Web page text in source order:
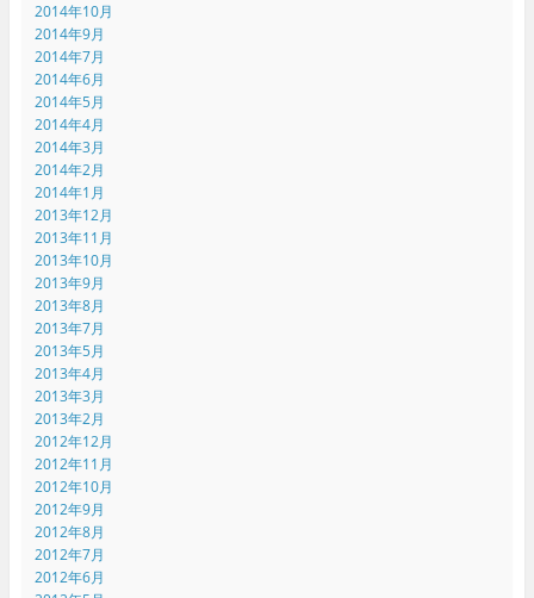
2014年10月
2014年9月
2014年7月
2014年6月
2014年5月
2014年4月
2014年3月
2014年2月
2014年1月
2013年12月
2013年11月
2013年10月
2013年9月
2013年8月
2013年7月
2013年5月
2013年4月
2013年3月
2013年2月
2012年12月
2012年11月
2012年10月
2012年9月
2012年8月
2012年7月
2012年6月